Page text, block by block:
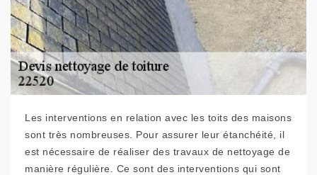
Les interventions en relation avec les toits des maisons
sont très nombreuses. Pour assurer leur étanchéité, il
est nécessaire de réaliser des travaux de nettoyage de
manière régulière. Ce sont des interventions qui sont